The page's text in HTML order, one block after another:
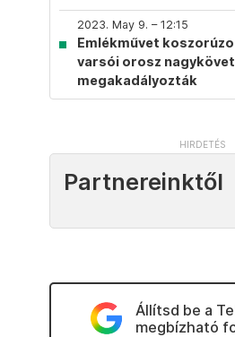
2023. May 9. – 12:15
Emlékművet
varsói orosz
megakadályozták
Partnereinktől
Állítsd be a
megbízható